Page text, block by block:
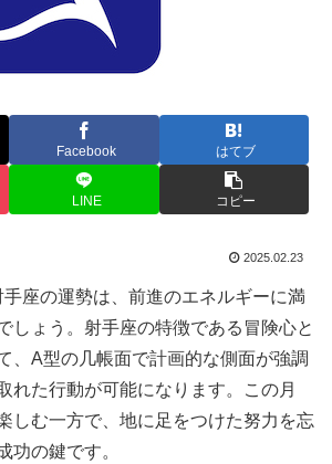
Facebook はてブ
LINE コピー
2025.02.23
座の運勢は、前進のエネルギーに満
しょう。射手座の特徴である冒険心と
、A型の几帳面で計画的な側面が強調
れた行動が可能になります。この月
しむ一方で、地に足をつけた努力を忘
功の鍵です。